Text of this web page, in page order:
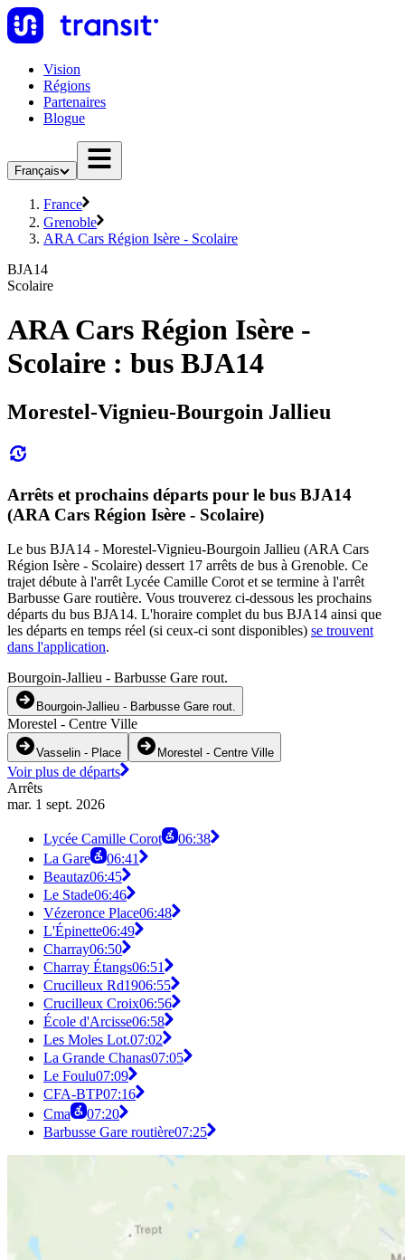
Vision
Régions
Partenaires
Blogue
Français
France
Grenoble
ARA Cars Région Isère - Scolaire
BJA14
Scolaire
ARA Cars Région Isère -
Scolaire : bus BJA14
Morestel-Vignieu-Bourgoin Jallieu
Arrêts et prochains départs pour le bus BJA14
(ARA Cars Région Isère - Scolaire)
Le bus BJA14 - Morestel-Vignieu-Bourgoin Jallieu (ARA Cars
Région Isère - Scolaire) dessert 17 arrêts de bus à Grenoble. Ce
trajet débute à l'arrêt Lycée Camille Corot et se termine à l'arrêt
Barbusse Gare routière. Vous trouverez ci-dessous les prochains
départs du bus BJA14. L'horaire complet du bus BJA14 ainsi que
les départs en temps réel (si ceux-ci sont disponibles) se trouvent
dans l'application.
Bourgoin-Jallieu - Barbusse Gare rout.
Bourgoin-Jallieu - Barbusse Gare rout.
Morestel - Centre Ville
Vasselin - Place Morestel - Centre Ville
Voir plus de départs
Arrêts
mar. 1 sept. 2026
Lycée Camille Corot
06:38
La Gare
06:41
Beautaz06:45
Le Stade06:46
Vézeronce Place06:48
L'Épinette06:49
Charray06:50
Charray Étangs06:51
Crucilleux Rd1906:55
Crucilleux Croix06:56
École d'Arcisse06:58
Les Moles Lot.07:02
La Grande Chanas07:05
Le Foulu07:09
CFA-BTP07:16
Cma
07:20
Barbusse Gare routière07:25